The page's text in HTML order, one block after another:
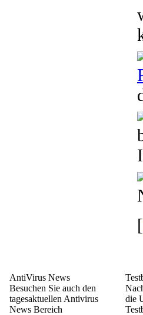
[
AntiVirus News
Besuchen Sie auch den
tagesaktuellen Antivirus
News Bereich
die